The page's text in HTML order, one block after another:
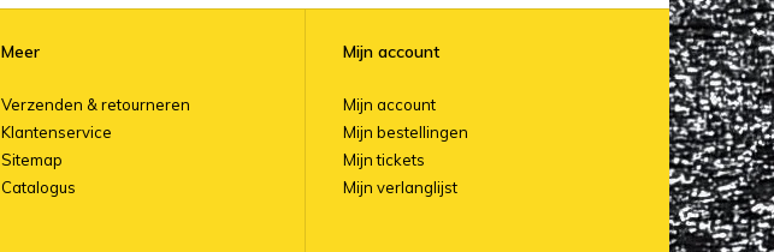
Meer
Verzenden & retourneren
Klantenservice
Sitemap
Catalogus
Mijn account
Mijn account
Mijn bestellingen
Mijn tickets
Mijn verlanglijst